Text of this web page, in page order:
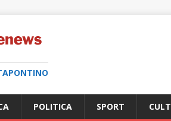
POLITICA SPORT